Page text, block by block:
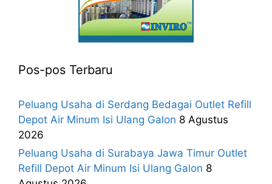
Pos-pos Terbaru
Peluang Usaha di Serdang Bedagai Outlet Refill
Depot Air Minum Isi Ulang Galon 8 Agustus
2026
Peluang Usaha di Surabaya Jawa Timur Outlet
Refill Depot Air Minum Isi Ulang Galon 8